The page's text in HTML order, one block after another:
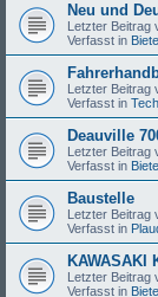
Neu und
Letzter Beitrag
Verfasst in Biete
Letzter Beitrag
Verfasst in
Deauville
Letzter Beitrag
Verfasst in Biete
Baustelle
Letzter Beitrag
Verfasst in
KAWASAKI
Letzter Beitrag
Verfasst in Biete